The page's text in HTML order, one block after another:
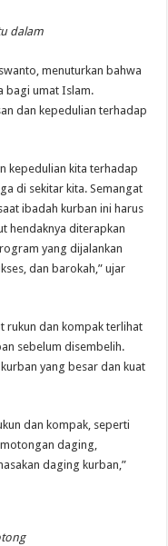
dalam
menuturkan bahwa
bagi umat Islam.
dan kepedulian terhadap
kepedulian kita terhadap
di sekitar kita. Semangat
ibadah kurban ini harus
hendaknya diterapkan
yang dijalankan
dan barokah,” ujar
rukun dan kompak terlihat
sebelum disembelih.
yang besar dan kuat
dan kompak, seperti
daging,
daging kurban,”